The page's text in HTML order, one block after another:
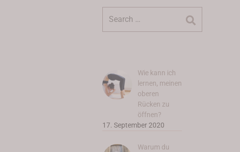
nach:
Wie kann ich
lernen, meinen
oberen
Rücken zu
öffnen?
17. September 2020
Warum du